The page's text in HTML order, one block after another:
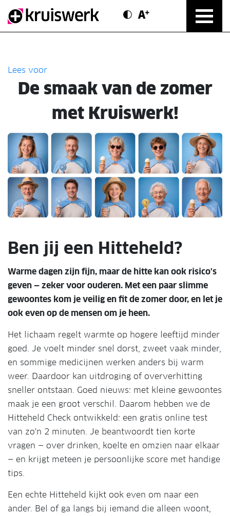
Direct door naar content
Contrast modus
Text vergroten
Lees voor
De smaak van de zomer
met Kruiswerk!
Ben jij een Hitteheld?
Warme dagen zijn fijn, maar de hitte kan ook risico's
geven — zeker voor ouderen. Met een paar slimme
gewoontes kom je veilig en fit de zomer door, en let je
ook even op de mensen om je heen.
Het lichaam regelt warmte op hogere leeftijd minder
goed. Je voelt minder snel dorst, zweet vaak minder,
en sommige medicijnen werken anders bij warm
weer. Daardoor kan uitdroging of oververhitting
sneller ontstaan. Goed nieuws: met kleine gewoontes
maak je een groot verschil. Daarom hebben we de
Hitteheld Check ontwikkeld: een gratis online test
van zo'n 2 minuten. Je beantwoordt tien korte
vragen — over drinken, koelte en omzien naar elkaar
— en krijgt meteen je persoonlijke score met handige
tips.
Een echte Hitteheld kijkt ook even om naar een
ander. Bel of ga langs bij iemand die alleen woont,